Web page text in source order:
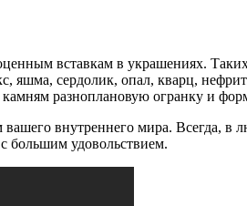
вставкам в украшениях.
яшма, сердолик, опал, кварц,
разноплановую огранку и
внутреннего мира. Всегда, в
большим удовольствием.